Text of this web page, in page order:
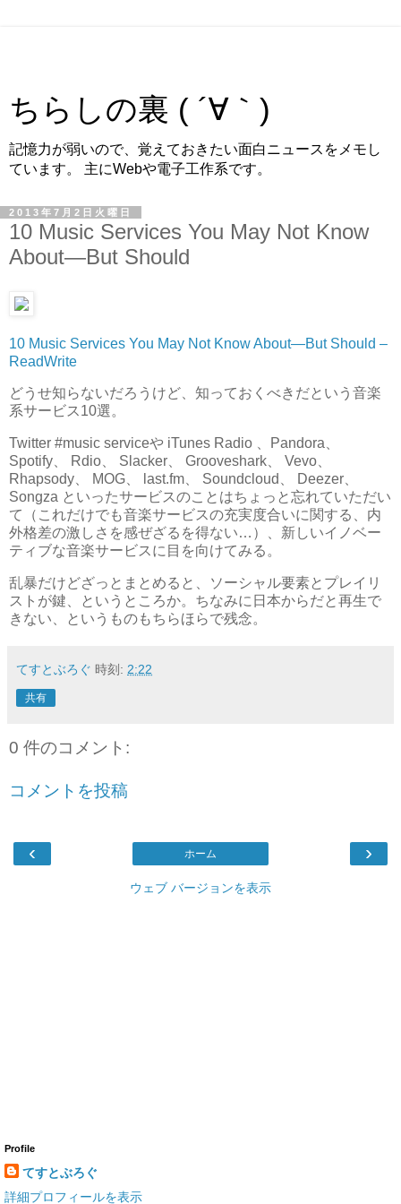
ちらしの裏 ( ´∀｀)
記憶力が弱いので、覚えておきたい面白ニュースをメモし
ています。 主にWebや電子工作系です。
2013年7月2日火曜日
10 Music Services You May Not Know
About—But Should
10 Music Services You May Not Know About—But Should –
ReadWrite
どうせ知らないだろうけど、知っておくべきだという音楽
系サービス10選。
Twitter #music serviceや iTunes Radio 、Pandora、
Spotify、 Rdio、 Slacker、 Grooveshark、 Vevo、
Rhapsody、 MOG、 last.fm、 Soundcloud、 Deezer、
Songza といったサービスのことはちょっと忘れていただい
て（これだけでも音楽サービスの充実度合いに関する、内
外格差の激しさを感ぜざるを得ない…）、新しいイノベー
ティブな音楽サービスに目を向けてみる。
乱暴だけどざっとまとめると、ソーシャル要素とプレイリ
ストが鍵、というところか。ちなみに日本からだと再生で
きない、というものもちらほらで残念。
てすとぶろぐ 時刻: 2:22
共有
0 件のコメント:
コメントを投稿
‹ ›
ホーム
ウェブ バージョンを表示
Profile
てすとぶろぐ
詳細プロフィールを表示